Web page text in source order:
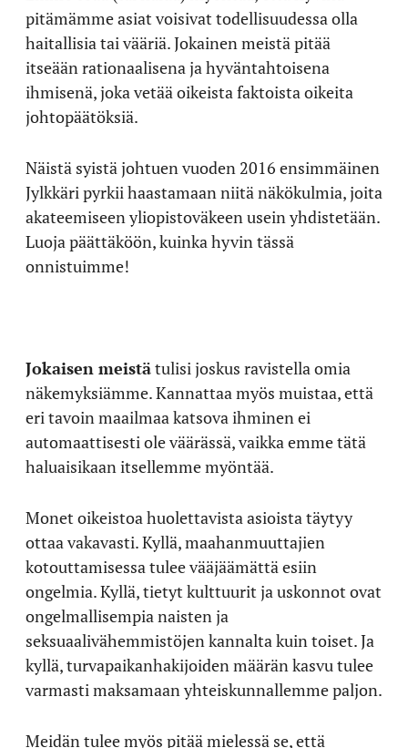
pitämämme asiat voisivat todellisuudessa olla
haitallisia tai vääriä. Jokainen meistä pitää
itseään rationaalisena ja hyväntahtoisena
ihmisenä, joka vetää oikeista faktoista oikeita
johtopäätöksiä.
Näistä syistä johtuen vuoden 2016 ensimmäinen
Jylkkäri pyrkii haastamaan niitä näkökulmia, joita
akateemiseen yliopistoväkeen usein yhdistetään.
Luoja päättäköön, kuinka hyvin tässä
onnistuimme!
Jokaisen meistätulisi joskus ravistella omia
näkemyksiämme. Kannattaa myös muistaa, että
eri tavoin maailmaa katsova ihminen ei
automaattisesti ole väärässä, vaikka emme tätä
haluaisikaan itsellemme myöntää.
Monet oikeistoa huolettavista asioista täytyy
ottaa vakavasti. Kyllä, maahanmuuttajien
kotouttamisessa tulee vääjäämättä esiin
ongelmia. Kyllä, tietyt kulttuurit ja uskonnot ovat
ongelmallisempia naisten ja
seksuaalivähemmistöjen kannalta kuin toiset. Ja
kyllä, turvapaikanhakijoiden määrän kasvu tulee
varmasti maksamaan yhteiskunnallemme paljon.
Meidän tulee myös pitää mielessä se, että